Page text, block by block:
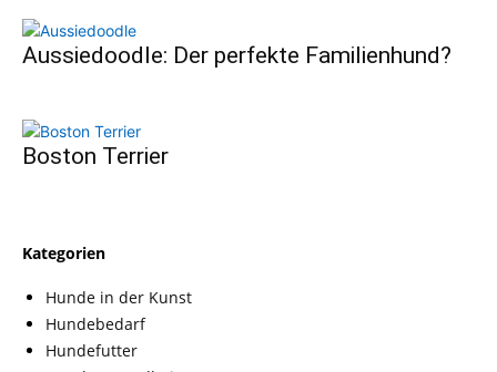
Aussiedoodle: Der perfekte Familienhund?
Boston Terrier
Kategorien
Hunde in der Kunst
Hundebedarf
Hundefutter